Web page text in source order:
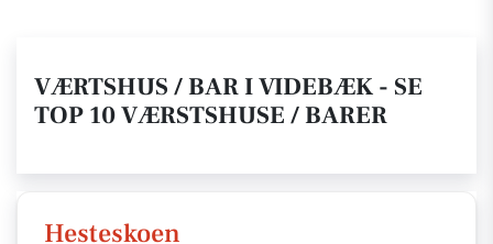
VÆRTSHUS / BAR I VIDEBÆK - SE
TOP 10 VÆRSTSHUSE / BARER
Hesteskoen